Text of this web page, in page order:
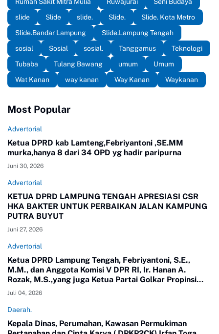
slide
Slide slide. Slide.
Slide. Kota Metro
Slide.Bandar Lampung
Slide.Lampung Tengah
sosial
Sosial sosial. Tanggamus
Teknologi
Tubaba
Tulang Bawang umum
Umum
Wat Kanan
way kanan Way Kanan Waykanan
Most Popular
Advertorial
Ketua DPRD kab Lamteng,Febriyantoni ,SE.MM
murka,hanya 8 dari 34 OPD yg hadir paripurna
Juni 30, 2026
Advertorial
KETUA DPRD LAMPUNG TENGAH APRESIASI CSR
HKA BAKTER UNTUK PERBAIKAN JALAN KAMPUNG
PUTRA BUYUT
Juni 27, 2026
Advertorial
Ketua DPRD Lampung Tengah, Febriyantoni, S.E.,
M.M., dan Anggota Komisi V DPR RI, Ir. Hanan A.
Rozak, M.S.,yang juga Ketua Partai Golkar Propinsi
Lampung meninjau langsung jalan di Kampung Putra
Juli 04, 2026
Daerah.
Kepala Dinas, Perumahan, Kawasan Permukiman